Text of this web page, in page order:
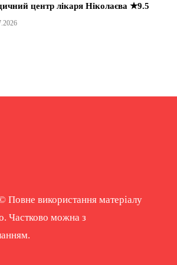
центр лікаря Ніколаєва ★9.5
Повне використання матеріалу
Частково можна з